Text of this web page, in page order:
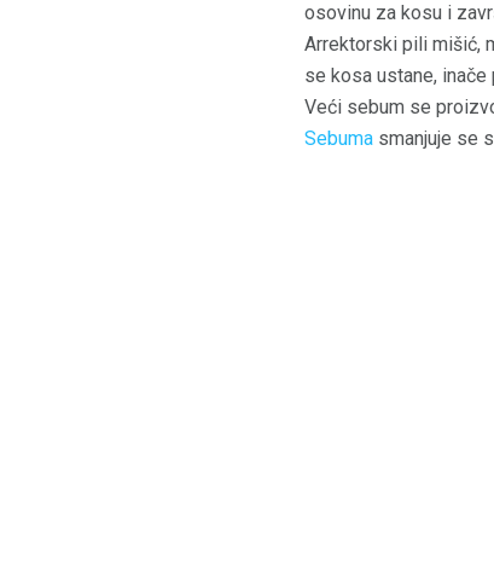
osovinu za kosu i
Arrektorski pili mišić,
se kosa ustane,
Veći sebum se
Sebuma smanjuje se